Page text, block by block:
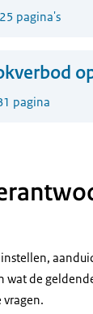
25 pagina's
1 pagina
de
vragen.